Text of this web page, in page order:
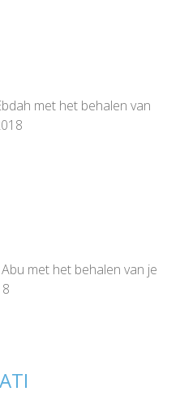
met het behalen van
met het behalen van je